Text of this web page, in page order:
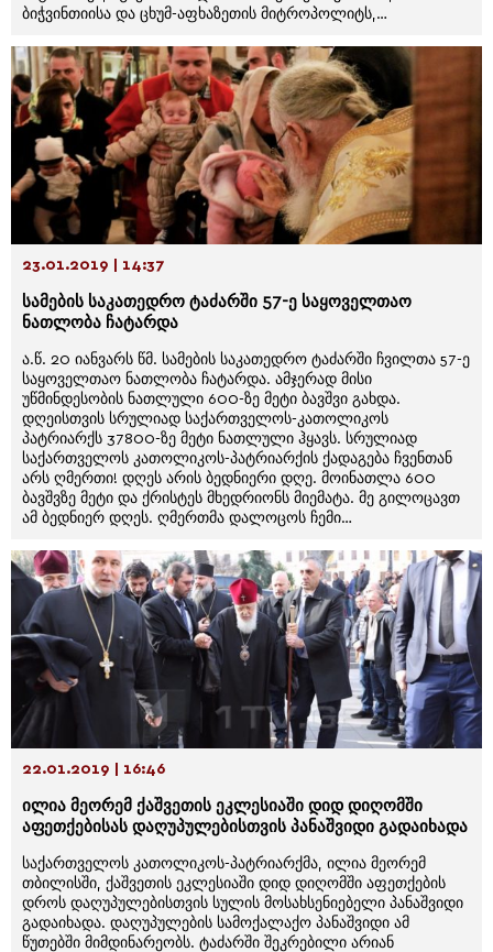
ბიჭვინთიისა და ცხუმ-აფხაზეთის მიტროპოლიტს,…
23.01.2019 | 14:37
სამების საკათედრო ტაძარში 57-ე საყოველთაო
ნათლობა ჩატარდა
ა.წ. 20 იანვარს წმ. სამების საკათედრო ტაძარში ჩვილთა 57-ე
საყოველთაო ნათლობა ჩატარდა. ამჯერად მისი
უწმინდესობის ნათლული 600-ზე მეტი ბავშვი გახდა.
დღეისთვის სრულიად საქართველოს-კათოლიკოს
პატრიარქს 37800-ზე მეტი ნათლული ჰყავს. სრულიად
საქართველოს კათოლიკოს-პატრიარქის ქადაგება ჩვენთან
არს ღმერთი! დღეს არის ბედნიერი დღე. მოინათლა 600
ბავშვზე მეტი და ქრისტეს მხედრიონს მიემატა. მე გილოცავთ
ამ ბედნიერ დღეს. ღმერთმა დალოცოს ჩემი…
22.01.2019 | 16:46
ილია მეორემ ქაშვეთის ეკლესიაში დიდ დიღომში
აფეთქებისას დაღუპულებისთვის პანაშვიდი გადაიხადა
საქართველოს კათოლიკოს-პატრიარქმა, ილია მეორემ
თბილისში, ქაშვეთის ეკლესიაში დიდ დიღომში აფეთქების
დროს დაღუპულებისთვის სულის მოსახსენიებელი პანაშვიდი
გადაიხადა. დაღუპულების სამოქალაქო პანაშვიდი ამ
წუთებში მიმდინარეობს. ტაძარში შეკრებილი არიან